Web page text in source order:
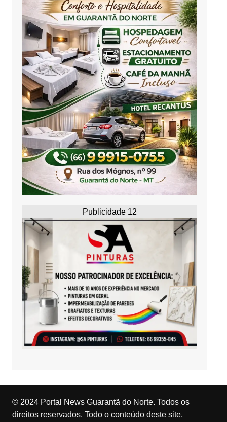
Publicidade 12
© 2024 Portal News Guarantã do Norte. Todos os
direitos reservados. Todo o conteúdo deste site,